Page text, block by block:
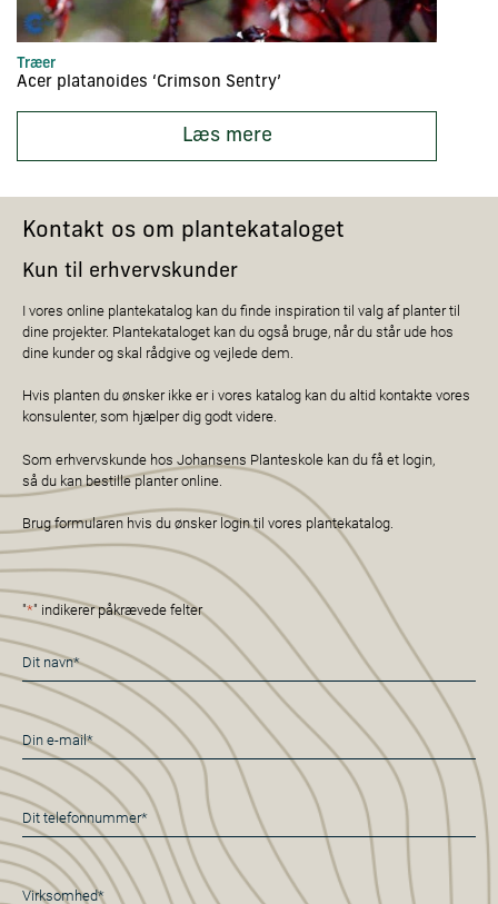
Træer
Acer platanoides ‘Crimson Sentry’
Læs mere
Kontakt os om plantekataloget
Kun til erhvervskunder
I vores online plantekatalog kan du finde inspiration til valg af planter til
dine projekter. Plantekataloget kan du også bruge, når du står ude hos
dine kunder og skal rådgive og vejlede dem.
Hvis planten du ønsker ikke er i vores katalog kan du altid kontakte vores
konsulenter, som hjælper dig godt videre.
Som erhvervskunde hos Johansens Planteskole kan du få et login,
så du kan bestille planter online.
Brug formularen hvis du ønsker login til vores plantekatalog.
"*" indikerer påkrævede felter
Navn
*
E-
mail
*
Telefon
*
Virksomhed*